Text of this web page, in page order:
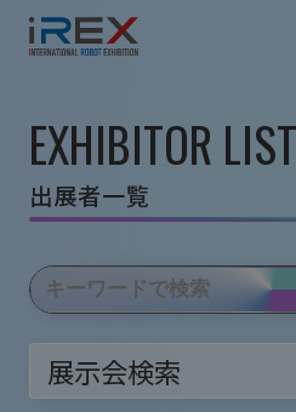
EXHIBITOR LIST
出展者一覧